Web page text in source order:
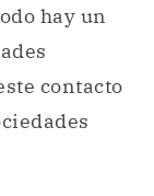
hay un
contacto